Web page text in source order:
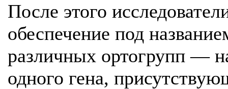
После этого
обеспечение под
различных ортогрупп —
одного гена,